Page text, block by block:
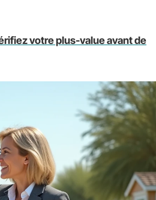
votre plus-value avant de